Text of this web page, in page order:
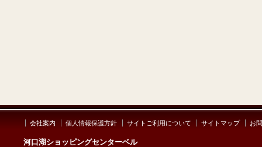
会社案内 個人情報保護方針 サイトご利用について サイトマップ お
河口湖ショッピングセンターベル